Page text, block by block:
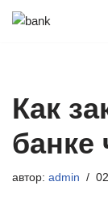
Как
банке
автор: admin